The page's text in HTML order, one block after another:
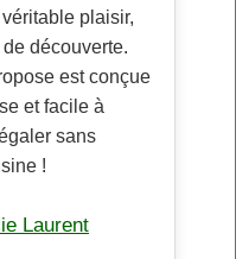
plaisir,
découverte.
est conçue
et facile à
sans
!
Laurent